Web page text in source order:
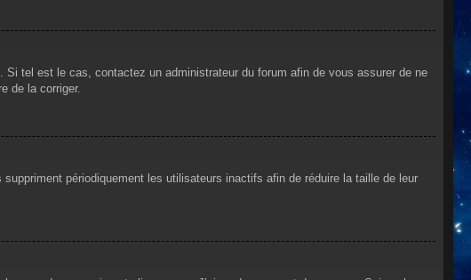
tel est le cas, contactez un administrateur du forum afin de vous assurer de ne
de la corriger.
périodiquement les utilisateurs inactifs afin de réduire la taille de leur